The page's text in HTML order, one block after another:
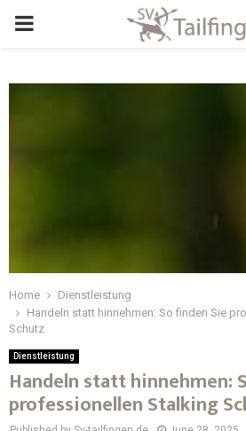
Home
Dienstleistung
Handeln statt hinnehmen: So finden Sie
Schutz
Dienstleistung
Handeln statt hinnehmen:
professionellen Stalking